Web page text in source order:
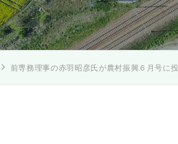
前専務理事の赤羽昭彦氏が農村振興６月号に